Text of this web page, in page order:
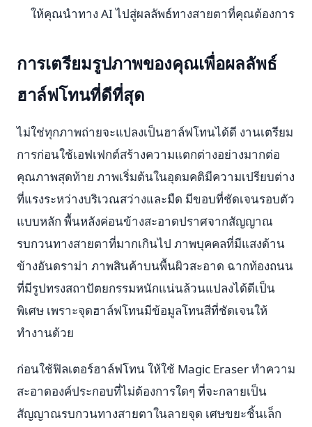
ให้คุณนำทาง AI ไปสู่ผลลัพธ์ทางสายตาที่คุณต้องการ
การเตรียมรูปภาพของคุณเพื่อผลลัพธ์
ฮาล์ฟโทนที่ดีที่สุด
ไม่ใช่ทุกภาพถ่ายจะแปลงเป็นฮาล์ฟโทนได้ดี งานเตรียม
การก่อนใช้เอฟเฟกต์สร้างความแตกต่างอย่างมากต่อ
คุณภาพสุดท้าย ภาพเริ่มต้นในอุดมคติมีความเปรียบต่าง
ที่แรงระหว่างบริเวณสว่างและมืด มีขอบที่ชัดเจนรอบตัว
แบบหลัก พื้นหลังค่อนข้างสะอาดปราศจากสัญญาณ
รบกวนทางสายตาที่มากเกินไป ภาพบุคคลที่มีแสงด้าน
ข้างอันดราม่า ภาพสินค้าบนพื้นผิวสะอาด ฉากท้องถนน
ที่มีรูปทรงสถาปัตยกรรมหนักแน่นล้วนแปลงได้ดีเป็น
พิเศษ เพราะจุดฮาล์ฟโทนมีข้อมูลโทนสีที่ชัดเจนให้
ทำงานด้วย
ก่อนใช้ฟิลเตอร์ฮาล์ฟโทน ให้ใช้ Magic Eraser ทำความ
สะอาดองค์ประกอบที่ไม่ต้องการใดๆ ที่จะกลายเป็น
สัญญาณรบกวนทางสายตาในลายจุด เศษขยะชิ้นเล็ก